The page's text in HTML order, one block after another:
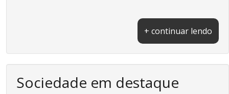
+ continuar lendo
Sociedade em destaque